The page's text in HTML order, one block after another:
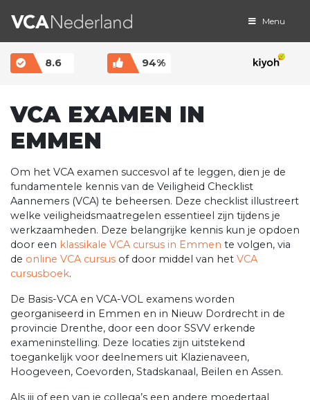
MAIN NAVIGATION Menu
8.6 94%
VCA EXAMEN IN
EMMEN
Om het VCA examen succesvol af te leggen, dien je de
fundamentele kennis van de Veiligheid Checklist
Aannemers (VCA) te beheersen. Deze checklist illustreert
welke veiligheidsmaatregelen essentieel zijn tijdens je
werkzaamheden. Deze belangrijke kennis kun je opdoen
door een klassikale VCA cursus in Emmen te volgen, via
de online VCA cursus of door middel van het VCA
cursusboek.
De Basis-VCA en VCA-VOL examens worden
georganiseerd in Emmen en in Nieuw Dordrecht in de
provincie Drenthe, door een door SSVV erkende
exameninstelling. Deze locaties zijn uitstekend
toegankelijk voor deelnemers uit Klazienaveen,
Hoogeveen, Coevorden, Stadskanaal, Beilen en Assen.
Als jij of een van je collega’s een andere moedertaal